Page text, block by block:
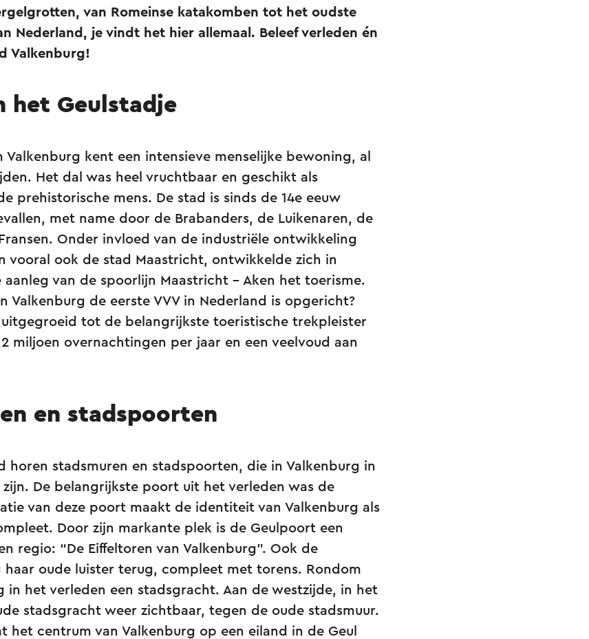
van Romeinse katakomben tot het oudste
Nederland, je vindt het hier allemaal. Beleef verleden én
Valkenburg!
het Geulstadje
Valkenburg kent een intensieve menselijke bewoning, al
Het dal was heel vruchtbaar en geschikt als
prehistorische mens. De stad is sinds de 14e eeuw
met name door de Brabanders, de Luikenaren, de
Onder invloed van de industriële ontwikkeling
vooral ook de stad Maastricht, ontwikkelde zich in
van de spoorlijn Maastricht - Aken het toerisme.
Valkenburg de eerste VVV in Nederland is opgericht?
uitgegroeid tot de belangrijkste toeristische trekpleister
miljoen overnachtingen per jaar en een veelvoud aan
en stadspoorten
horen stadsmuren en stadspoorten, die in Valkenburg in
zijn. De belangrijkste poort uit het verleden was de
van deze poort maakt de identiteit van Valkenburg als
Door zijn markante plek is de Geulpoort een
regio: “De Eiffeltoren van Valkenburg”. Ook de
oude luister terug, compleet met torens. Rondom
in het verleden een stadsgracht. Aan de westzijde, in het
stadsgracht weer zichtbaar, tegen de oude stadsmuur.
het centrum van Valkenburg op een eiland in de Geul